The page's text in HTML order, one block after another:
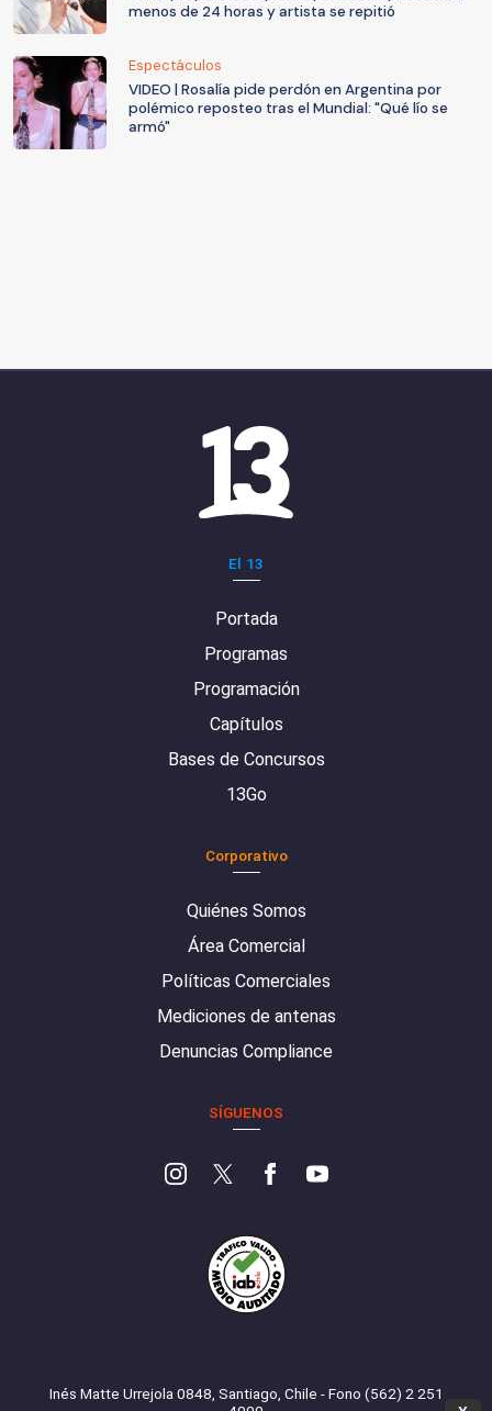
menos de 24 horas y artista se repitió
Espectáculos
VIDEO | Rosalía pide perdón en Argentina por
polémico reposteo tras el Mundial: "Qué lío se
armó"
El 13
Portada
Programas
Programación
Capítulos
Bases de Concursos
13Go
Corporativo
Quiénes Somos
Área Comercial
Políticas Comerciales
Mediciones de antenas
Denuncias Compliance
SÍGUENOS
Inés Matte Urrejola 0848, Santiago, Chile - Fono (562) 2 251